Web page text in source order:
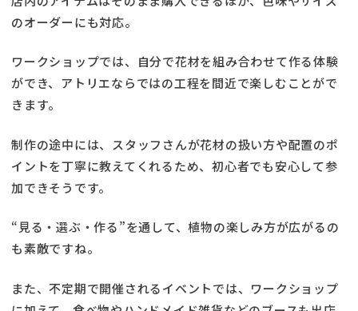
のオーダーにも対応。
ワークショップでは、自分で花材を組み合わせて作る体験
ができ、アトリエならではの工程を間近で楽しむことがで
きます。
制作の途中には、スタッフさんが花材の扱い方や配置のポ
イントを丁寧に教えてくれるため、初心者でも安心して参
加できそうです。
“見る・選ぶ・作る”を通して、植物の楽しみ方が広がるの
も素敵ですね。
また、不定期で開催されるイベントでは、ワークショップ